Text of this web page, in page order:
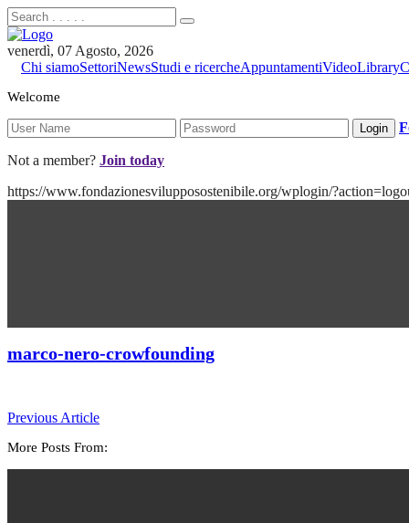
venerdì, 07 Agosto, 2026
Chi siamoSettoriNewsStudi e ricercheAppuntamentiVideoLibrary
Welcome
Not a member? Join today
https://www.fondazionesvilupposostenibile.org/wplogin/
marco-nero-crowfounding
Previous Article
More Posts From: